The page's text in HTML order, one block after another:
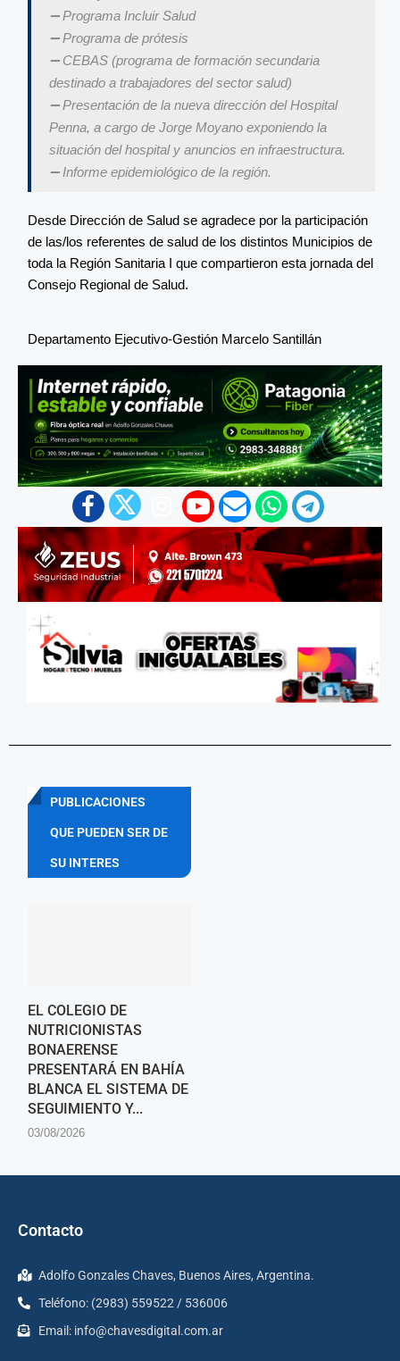
➖ Programa Incluir Salud
➖ Programa de prótesis
➖ CEBAS (programa de formación secundaria
destinado a trabajadores del sector salud)
➖ Presentación de la nueva dirección del Hospital
Penna, a cargo de Jorge Moyano exponiendo la
situación del hospital y anuncios en infraestructura.
➖ Informe epidemiológico de la región.
Desde Dirección de Salud se agradece por la participación
de las/los referentes de salud de los distintos Municipios de
toda la Región Sanitaria I que compartieron esta jornada del
Consejo Regional de Salud.
Departamento Ejecutivo-Gestión Marcelo Santillán
PUBLICACIONES
QUE PUEDEN SER DE
SU INTERES
EL COLEGIO DE
NUTRICIONISTAS
BONAERENSE
PRESENTARÁ EN BAHÍA
BLANCA EL SISTEMA DE
SEGUIMIENTO Y...
03/08/2026
Contacto
Adolfo Gonzales Chaves, Buenos Aires, Argentina.
Teléfono: (2983) 559522 / 536006
Email: info@chavesdigital.com.ar